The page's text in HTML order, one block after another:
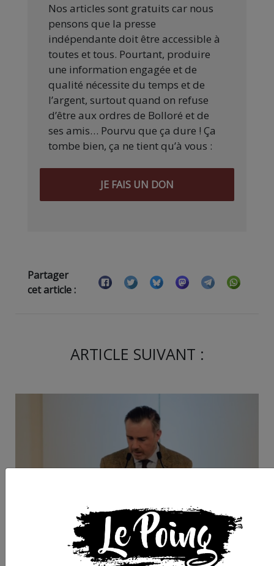
Nos articles sont gratuits car nous
pensons que la presse
indépendante doit être accessible à
toutes et tous. Pourtant, produire
une information engagée et de
qualité nécessite du temps et de
l’argent, surtout quand on refuse
d’être aux ordres de Bolloré et de
ses amis… Pourvu que ça dure ! Ça
tombe bien, ça ne tient qu’à vous :
JE FAIS UN DON
Partager
cet article :
ARTICLE SUIVANT :
Montpellier :
Potentiellement
la fac de droit,
appelle au secours